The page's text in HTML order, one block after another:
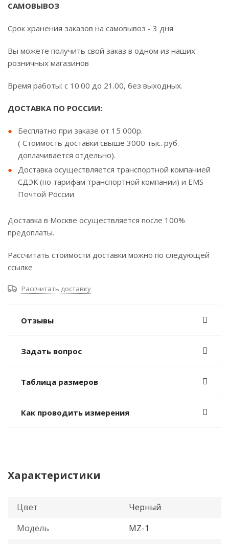
САМОВЫВОЗ
Срок хранения заказов на самовывоз - 3 дня
Вы можете получить свой заказ в одном из наших
розничных магазинов
Время работы: с 10.00 до 21.00, без выходных.
ДОСТАВКА ПО РОССИИ:
Бесплатно при заказе от 15 000р.
( Стоимость доставки свыше 3000 тыс. руб.
доплачивается отдельно).
Доставка осуществляется транспортной компанией
СДЭК (по тарифам транспортной компании) и EMS
Почтой России
Доставка в Москве осуществляется после 100%
предоплаты.
Рассчитать стоимости доставки можно по следующей
ссылке
Рассчитать доставку
Отзывы
Задать вопрос
Таблица размеров
Как проводить измерения
Характеристики
Цвет
Черный
Модель
MZ-1